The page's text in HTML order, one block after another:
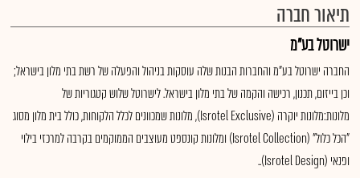
תיאור חברה
ישרוטל בע"מ
החברה ישרוטל בע"מ והחברות הבנות שלה עוסקות בניהול והפעלה של רשת בתי מלון בישראל;
וכן בייזום, תכנון, רכישה והקמה של בתי מלון בישראל. לישרוטל שלוש קטגוריות של
מלונות:מלונות יוקרה (Isrotel Exclusive), מלונות שמכוונים לכלל הלקוחות, כולל בית מלון מסוג
"הכל כלול" (Isrotel Collection) ומלונות קונספט מעוצבים הממוקמים בקרבה למרכזי בילוי
ופנאי (Isrotel Design)..